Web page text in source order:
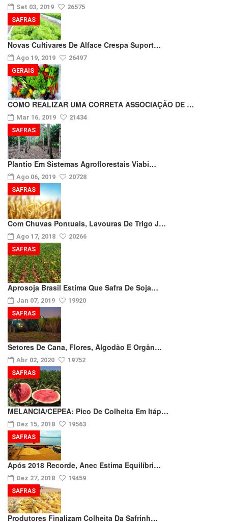
Set 03, 2019 26575
Novas Cultivares De Alface Crespa Suport…
Ago 19, 2019 26497
SAFRAS
COMO REALIZAR UMA CORRETA ASSOCIAÇÃO DE …
Mar 16, 2019 21434
GERAIS
Plantio Em Sistemas Agroflorestais Viabi…
Ago 06, 2019 20728
SAFRAS
Com Chuvas Pontuais, Lavouras De Trigo J…
Ago 17, 2018 20266
SAFRAS
Aprosoja Brasil Estima Que Safra De Soja…
Jan 07, 2019 19920
SAFRAS
Setores De Cana, Flores, Algodão E Orgân…
Abr 02, 2020 19752
SAFRAS
MELANCIA/CEPEA: Pico De Colheita Em Itáp…
Dez 15, 2018 19563
SAFRAS
Após 2018 Recorde, Anec Estima Equilíbri…
Dez 27, 2018 19459
SAFRAS
Produtores Finalizam Colheita Da Safrinh…
SAFRAS